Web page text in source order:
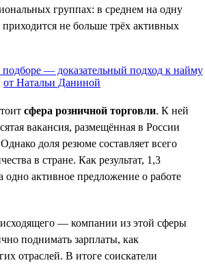
группах: в среднем на одну
не больше трёх активных
сфера розничной торговли. К ней
вакансия, размещённая в России
доля резюме составляет всего
в стране. Как результат, 1,3
одно активное предложение о работе
— компании из этой сферы
поднимать зарплаты, как
отраслей. В итоге соискатели